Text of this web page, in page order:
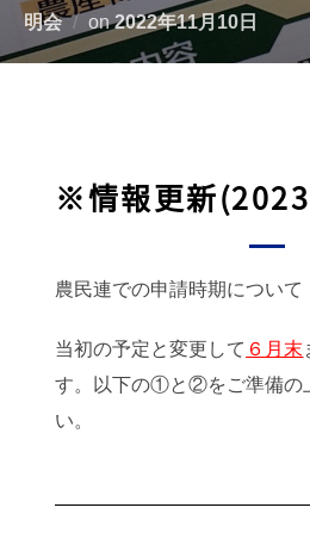
明会
on2022年11月10日
※情報更新
農民連での申請時期について
当初の予定と変更して ６月末
す。以下の①と②をご準備の
い。